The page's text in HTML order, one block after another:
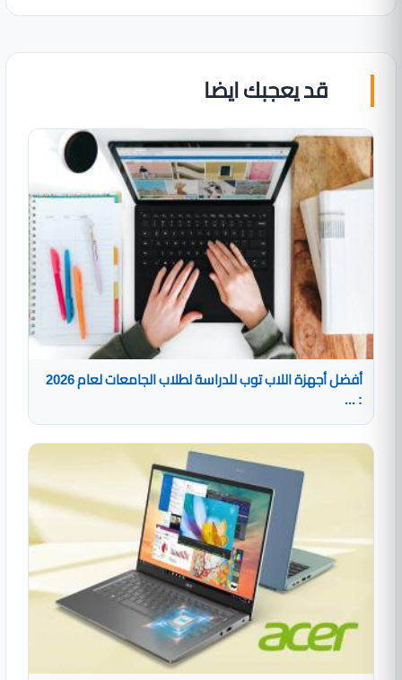
قد يعجبك ايضا
أفضل أجهزة اللاب توب للدراسة لطلاب الجامعات لعام 2026
: ...